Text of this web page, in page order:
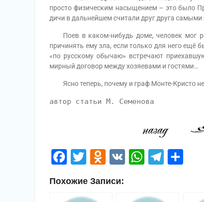
просто физическим насыщением – это было
дичи в дальнейшем считали друг друга
Поев в каком-нибудь доме, человек мог
причинять ему зла, если только для него ещё
«по русскому обычаю» встречают
мирный договор между хозяевами и гостями…
Ясно теперь, почему и граф Монте-Кристо не
автор статьи М. Семенова
Facebook
Twitter
Odnoklassniki
VK
Похожие Записи: